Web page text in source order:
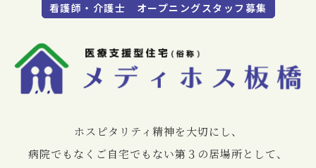
看護師・介護士 オープニングスタッフ募集
ホスピタリティ精神を⼤切にし、
病院でもなくご⾃宅でもない第３の居場所として、